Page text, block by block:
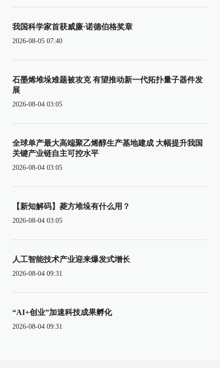
我国科学家首获威廉·诺德伯格奖章
2026-08-05 07:40
石墨烯堆垛难题被攻克 有望推动新一代拓扑量子器件发
展
2026-08-04 03:05
全球单产最大高端聚乙烯醇生产基地建成 大幅提升我国
关键产业链自主可控水平
2026-08-04 03:05
【新知解码】菱方堆垛有什么用？
2026-08-04 03:05
人工智能技术产业迎来爆发式增长
2026-08-04 09:31
“AI+创业”加速科技成果孵化
2026-08-04 09:31